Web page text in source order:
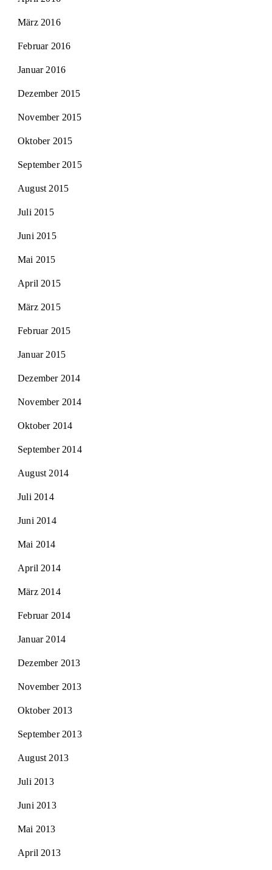
März 2016
Februar 2016
Januar 2016
Dezember 2015
November 2015
Oktober 2015
September 2015
August 2015
Juli 2015
Juni 2015
Mai 2015
April 2015
März 2015
Februar 2015
Januar 2015
Dezember 2014
November 2014
Oktober 2014
September 2014
August 2014
Juli 2014
Juni 2014
Mai 2014
April 2014
März 2014
Februar 2014
Januar 2014
Dezember 2013
November 2013
Oktober 2013
September 2013
August 2013
Juli 2013
Juni 2013
Mai 2013
April 2013